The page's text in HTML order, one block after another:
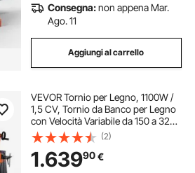
Consegna:non appena Mar.
Ago. 11
Aggiungi al carrello
VEVOR Tornio per Legno, 1100W /
1,5 CV, Tornio da Banco per Legno
con Velocità Variabile da 150 a 3200
giri/min, Banco da Lavoro da 406 x
1020 mm, Motore DC Senza
Spazzole, Costruzione in Ghisa
(2)
1.63990€